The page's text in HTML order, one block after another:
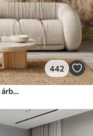
442
Sendero forestal entre majestuosos árboles en estilo acuarela